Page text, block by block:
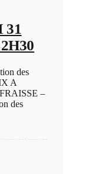
31
des
A
–
des